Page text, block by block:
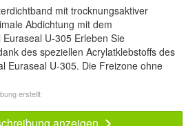
mit trocknungsaktiver
Abdichtung mit dem
U-305 Erleben Sie
des speziellen Acrylatklebstoffs des
Euraseal U-305. Die Freizone ohne
erstellt